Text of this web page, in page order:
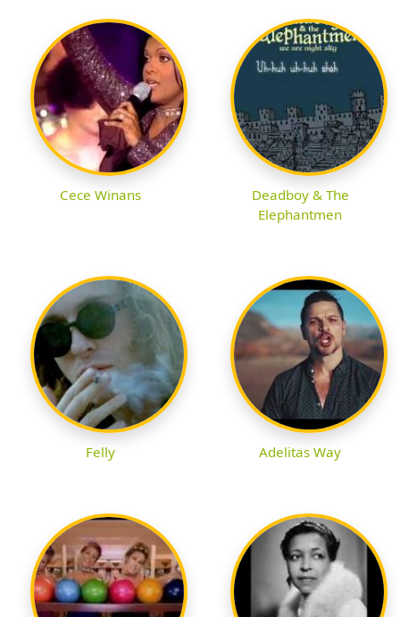
Cece Winans
Deadboy & The
Elephantmen
Felly Adelitas Way